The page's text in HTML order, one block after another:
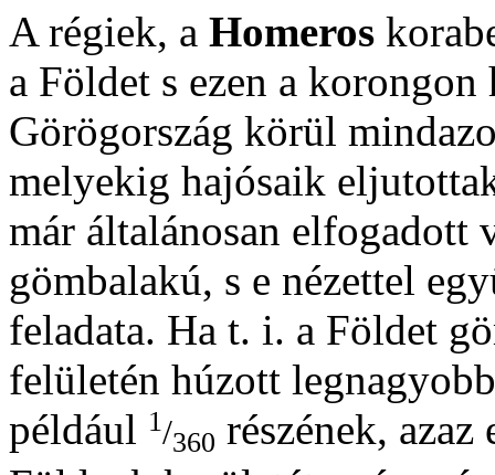
A régiek, a Homeros
a Földet s ezen a
Görögország körül
melyekig hajósaik
már általánosan elfogadott
gömbalakú, s e nézettel
feladata. Ha t. i. a Földet
felületén húzott
például 1/360 részének, azaz